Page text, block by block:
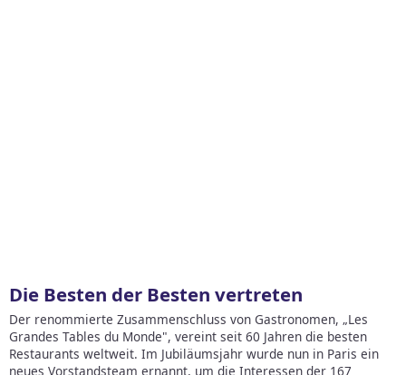
Die Besten der Besten vertreten
Der renommierte Zusammenschluss von Gastronomen, „Les
Grandes Tables du Monde", vereint seit 60 Jahren die besten
Restaurants weltweit. Im Jubiläumsjahr wurde nun in Paris ein
neues Vorstandsteam ernannt, um die Interessen der 167